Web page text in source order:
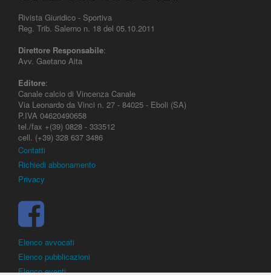
Rivista Giuridico - Sportiva
Reg. Trib. Salerno n. 18 del 05.10.2011
Direttore Responsabile:
Avv. Gaetano Aita
Editore:
Canale calcio di Vincenza Canale
Via Leonardo da Vinci n. 27 - 84025 - Eboli (SA)
P.IVA 04620490658
tel./fax +(39) 0828 - 333512
cell. (+39) 328 637 3486
Contatti
Richiedi abbonamento
Privacy
Elenco avvocati
Elenco pubblicazioni
Elenco eventi